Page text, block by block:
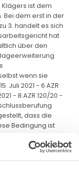
Klägers ist dem
Bei dem erst in der
3. handelt es sich
hat
über den
wenn sie
Juli 2021 - 6 AZR
- 8 AZR 120/20 -
dass die
Bedingung ist